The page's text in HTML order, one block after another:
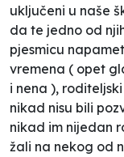
uključeni u naše
da te jedno od
pjesmicu
vremena ( opet
i nena ),
nikad nisu bili
nikad im nijedan
žali na nekog od